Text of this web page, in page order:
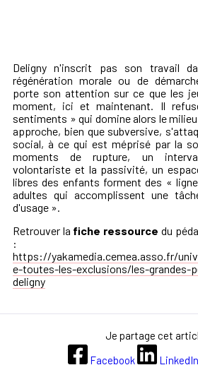
Deligny n'inscrit pas son travail
régénération morale ou de
porte son attention sur ce que les
moment, ici et maintenant. Il
sentiments » qui domine alors le
approche, bien que subversive,
social, à ce qui est méprisé par la
moments de rupture, un
volontariste et la passivité, un
libres des enfants forment des «
adultes qui accomplissent une
d'usage ».
Retrouver la fiche ressource du
:
https://yakamedia.cemea.asso.fr/
e-toutes-les-exclusions/les-grandes-
deligny
Je partage cet
Facebook
LinkedIn